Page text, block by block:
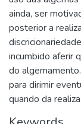
ainda, ser
posterior a
incumbido aferir
do
para dirimir
quando da